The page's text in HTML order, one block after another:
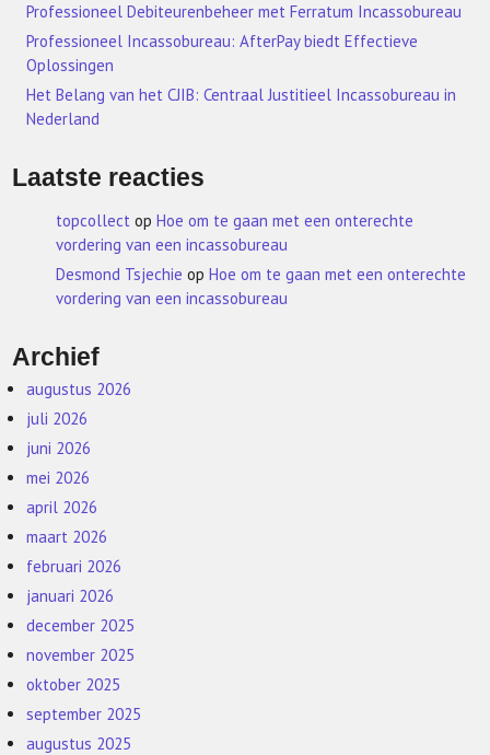
Professioneel Debiteurenbeheer met Ferratum Incassobureau
Professioneel Incassobureau: AfterPay biedt Effectieve
Oplossingen
Het Belang van het CJIB: Centraal Justitieel Incassobureau in
Nederland
Laatste reacties
topcollect opHoe om te gaan met een onterechte
vordering van een incassobureau
Desmond Tsjechie opHoe om te gaan met een onterechte
vordering van een incassobureau
Archief
augustus 2026
juli 2026
juni 2026
mei 2026
april 2026
maart 2026
februari 2026
januari 2026
december 2025
november 2025
oktober 2025
september 2025
augustus 2025